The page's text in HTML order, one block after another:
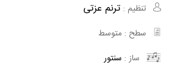
تنظیم : ترنم عزتی
سطح : متوسط
ساز : سنتور